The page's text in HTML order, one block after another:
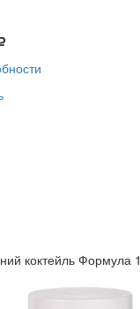
коктейль Формула 1